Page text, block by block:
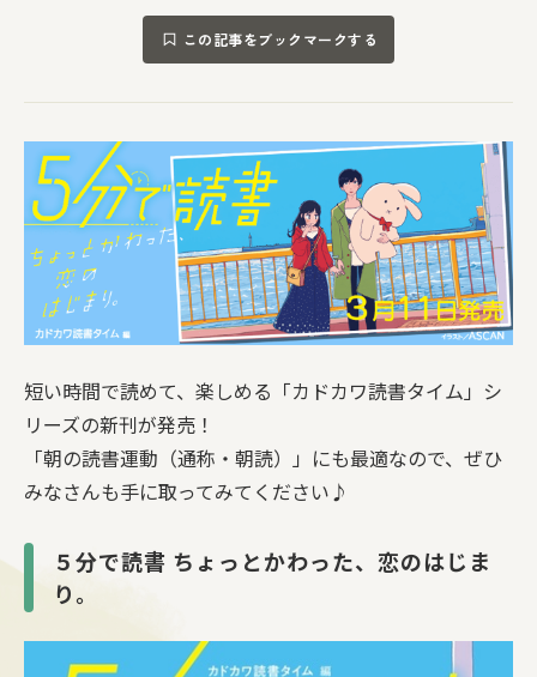
この記事をブックマークする
短い時間で読めて、楽しめる「カドカワ読書タイム」シ
リーズの新刊が発売！
「朝の読書運動（通称・朝読）」にも最適なので、ぜひ
みなさんも手に取ってみてください♪
５分で読書 ちょっとかわった、恋のはじま
り。